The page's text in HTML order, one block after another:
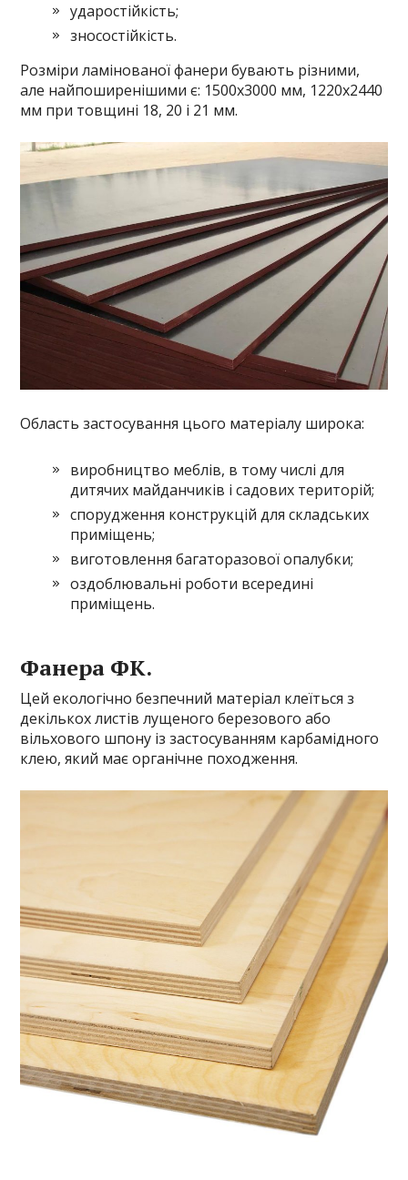
ударостійкість;
зносостійкість.
Розміри ламінованої фанери бувають різними,
але найпоширенішими є: 1500х3000 мм, 1220х2440
мм при товщині 18, 20 і 21 мм.
Область застосування цього матеріалу широка:
виробництво меблів, в тому числі для
дитячих майданчиків і садових територій;
спорудження конструкцій для складських
приміщень;
виготовлення багаторазової опалубки;
оздоблювальні роботи всередині
приміщень.
Фанера ФК.
Цей екологічно безпечний матеріал клеїться з
декількох листів лущеного березового або
вільхового шпону із застосуванням карбамідного
клею, який має органічне походження.